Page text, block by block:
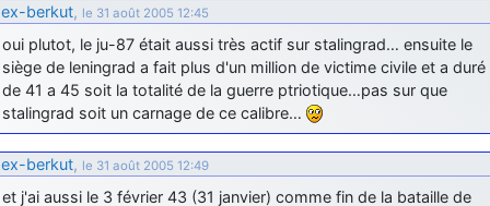
fox_50: Bonjour, certains parmis vous étaient-ils présent au
meeting de Lann Bihoué de 2026 ?
cachée dans les pins: Coucou et excellente année 2026 à tous et
au site!
jericho: Bonne année et tous mes meilleurs voeux à tous pour
2026 !
little boy
: je vous souhaite un bon réveillon pour cette nouvelle
ex-berkut, le 31 août 2005 12:45
oui plutot, le ju-87 était aussi très actif sur stalingrad… ensuite le
siège de leningrad a fait plus d'un million de victime civile et a duré
de 41 a 45 soit la totalité de la guerre ptriotique…pas sur que
stalingrad soit un carnage de ce calibre…
ex-berkut, le 31 août 2005 12:49
et j'ai aussi le 3 février 43 (31 janvier) comme fin de la bataille de